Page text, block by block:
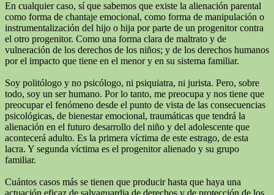
En cualquier caso, sí que sabemos que existe la alienación parental
como forma de chantaje emocional, como forma de manipulación o
instrumentalización del hijo o hija por parte de un progenitor contra
el otro progenitor. Como una forma clara de maltrato y de
vulneración de los derechos de los niños; y de los derechos humanos
por el impacto que tiene en el menor y en su sistema familiar.
Soy politólogo y no psicólogo, ni psiquiatra, ni jurista. Pero, sobre
todo, soy un ser humano. Por lo tanto, me preocupa y nos tiene que
preocupar el fenómeno desde el punto de vista de las consecuencias
psicológicas, de bienestar emocional, traumáticas que tendrá la
alienación en el futuro desarrollo del niño y del adolescente que
acontecerá adulto. Es la primera víctima de este estrago, de esta
lacra. Y segunda víctima es el progenitor alienado y su grupo
familiar.
Cuántos casos más se tienen que producir hasta que haya una